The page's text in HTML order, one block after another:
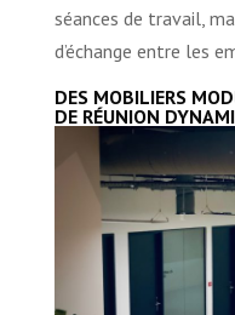
séances de travail,
d’échange entre les
DES MOBILIERS
DE RÉUNION